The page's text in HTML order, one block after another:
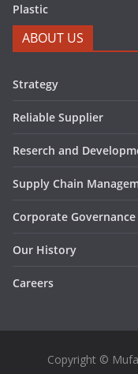
Plastic
ABOUT US
Strategy
Reliable Supplier
Reserch and
Supply Chain
Corporate Governance
Our History
Careers
Copyright ©